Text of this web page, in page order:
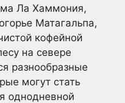
Ла Хаммония,
Матагальпа,
кофейной
на севере
разнообразные
могут стать
однодневной